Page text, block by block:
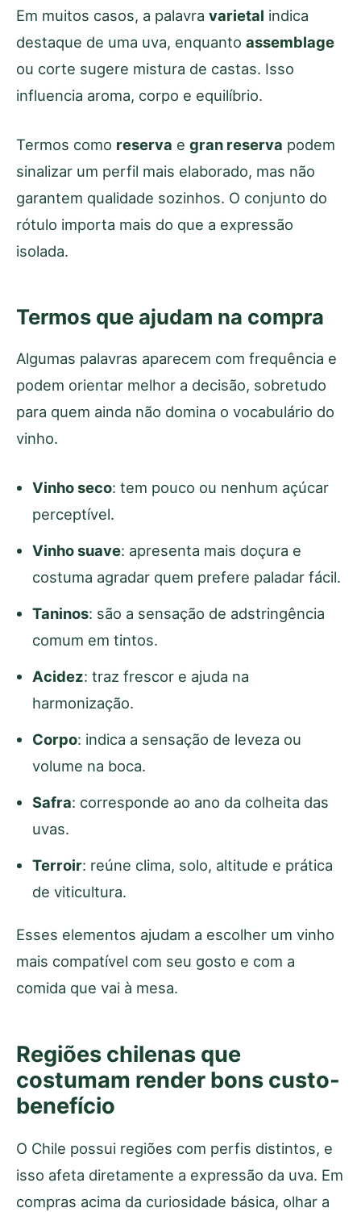
Em muitos casos, a palavra varietal indica
destaque de uma uva, enquanto assemblage
ou corte sugere mistura de castas. Isso
influencia aroma, corpo e equilíbrio.
Termos como reserva e gran reserva podem
sinalizar um perfil mais elaborado, mas não
garantem qualidade sozinhos. O conjunto do
rótulo importa mais do que a expressão
isolada.
Termos que ajudam na compra
Algumas palavras aparecem com frequência e
podem orientar melhor a decisão, sobretudo
para quem ainda não domina o vocabulário do
vinho.
Vinho seco: tem pouco ou nenhum açúcar
perceptível.
Vinho suave: apresenta mais doçura e
costuma agradar quem prefere paladar fácil.
Taninos: são a sensação de adstringência
comum em tintos.
Acidez: traz frescor e ajuda na
harmonização.
Corpo: indica a sensação de leveza ou
volume na boca.
Safra: corresponde ao ano da colheita das
uvas.
Terroir: reúne clima, solo, altitude e prática
de viticultura.
Esses elementos ajudam a escolher um vinho
mais compatível com seu gosto e com a
comida que vai à mesa.
Regiões chilenas que
costumam render bons custo-
benefício
O Chile possui regiões com perfis distintos, e
isso afeta diretamente a expressão da uva. Em
compras acima da curiosidade básica, olhar a